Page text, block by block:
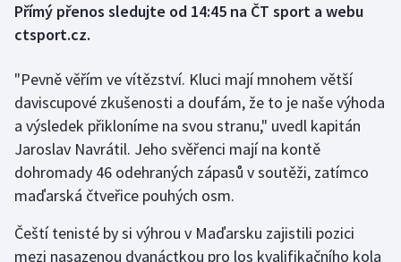
Florbal
Futsal
Golf
Gymnastika
Házená
Jezdectví
Přímý přenos sledujte od 14:45 na ČT sport a webu
ctsport.cz.
"Pevně věřím ve vítězství. Kluci mají mnohem větší
daviscupové zkušenosti a doufám, že to je naše výhoda
a výsledek přikloníme na svou stranu," uvedl kapitán
Jaroslav Navrátil. Jeho svěřenci mají na kontě
dohromady 46 odehraných zápasů v soutěži, zatímco
maďarská čtveřice pouhých osm.
Čeští tenisté by si výhrou v Maďarsku zajistili pozici
mezi nasazenou dvanáctkou pro los kvalifikačního kola